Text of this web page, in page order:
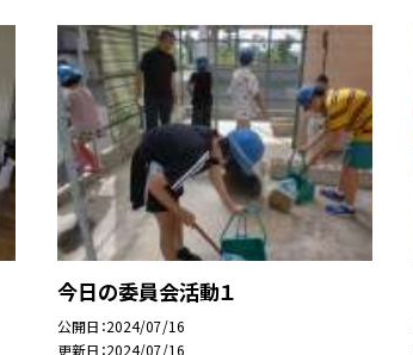
今日の委員会活動１
公開日 2024/07/16
更新日 2024/07/16